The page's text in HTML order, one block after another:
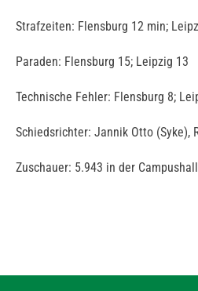
Strafzeiten: Flensburg 12 min;
Paraden: Flensburg 15; Leipzig 13
Technische Fehler: Flensburg 8;
Schiedsrichter: Jannik Otto (Syke),
Zuschauer: 5.943 in der